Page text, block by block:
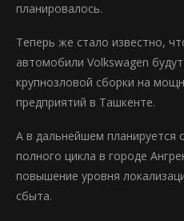
планировалось.
Теперь же стало известно,
автомобили Volkswagen
крупнозловой сборки на
предприятий в Ташкенте.
А в дальнейшем планируется
полного цикла в городе
повышение уровня
сбыта.